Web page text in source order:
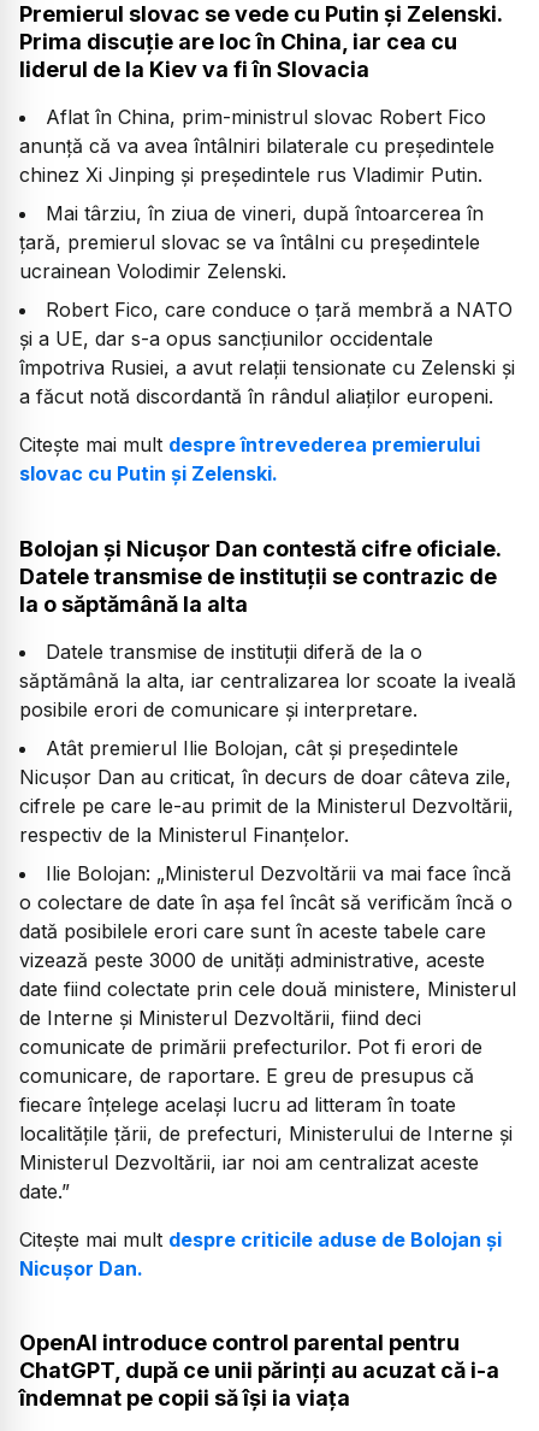
Premierul slovac se vede cu Putin și Zelenski.
Prima discuție are loc în China, iar cea cu
liderul de la Kiev va fi în Slovacia
Aflat în China, prim-ministrul slovac Robert Fico
anunță că va avea întâlniri bilaterale cu președintele
chinez Xi Jinping și președintele rus Vladimir Putin.
Mai târziu, în ziua de vineri, după întoarcerea în
țară, premierul slovac se va întâlni cu președintele
ucrainean Volodimir Zelenski.
Robert Fico, care conduce o țară membră a NATO
și a UE, dar s-a opus sancțiunilor occidentale
împotriva Rusiei, a avut relații tensionate cu Zelenski și
a făcut notă discordantă în rândul aliaților europeni.
Citește mai mult despre întrevederea premierului
slovac cu Putin și Zelenski.
Bolojan și Nicușor Dan contestă cifre oficiale.
Datele transmise de instituții se contrazic de
la o săptămână la alta
Datele transmise de instituții diferă de la o
săptămână la alta, iar centralizarea lor scoate la iveală
posibile erori de comunicare și interpretare.
Atât premierul Ilie Bolojan, cât și președintele
Nicușor Dan au criticat, în decurs de doar câteva zile,
cifrele pe care le-au primit de la Ministerul Dezvoltării,
respectiv de la Ministerul Finanțelor.
Ilie Bolojan: „Ministerul Dezvoltării va mai face încă
o colectare de date în așa fel încât să verificăm încă o
dată posibilele erori care sunt în aceste tabele care
vizează peste 3000 de unități administrative, aceste
date fiind colectate prin cele două ministere, Ministerul
de Interne și Ministerul Dezvoltării, fiind deci
comunicate de primării prefecturilor. Pot fi erori de
comunicare, de raportare. E greu de presupus că
fiecare înțelege același lucru ad litteram în toate
localitățile țării, de prefecturi, Ministerului de Interne și
Ministerul Dezvoltării, iar noi am centralizat aceste
date.”
Citește mai mult despre criticile aduse de Bolojan și
Nicușor Dan.
OpenAI introduce control parental pentru
ChatGPT, după ce unii părinți au acuzat că i-a
îndemnat pe copii să își ia viața